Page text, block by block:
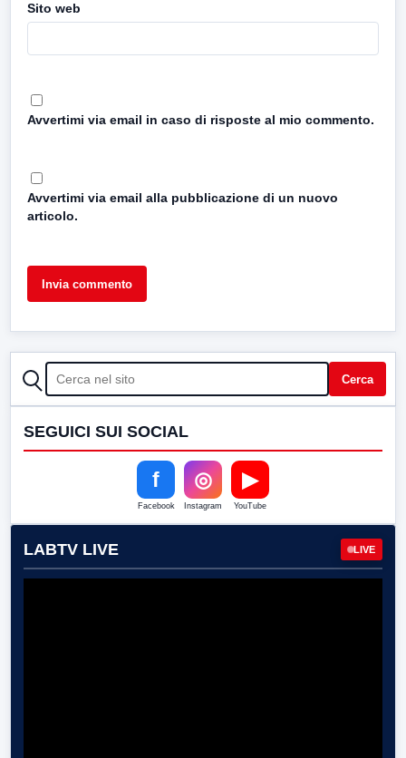
Sito web
Avvertimi via email in caso di risposte al mio commento.
Avvertimi via email alla pubblicazione di un nuovo
articolo.
CERCA Cerca
SEGUICI SUI SOCIAL
f
Facebook
◎
Instagram
▶
YouTube
LABTV LIVE LIVE